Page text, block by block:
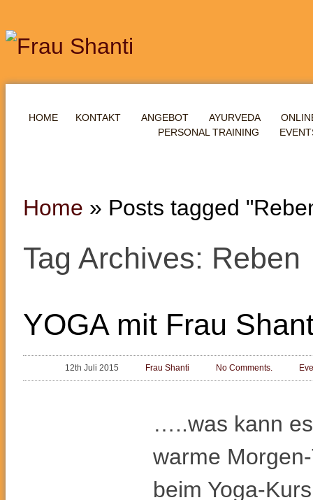
HOME KONTAKT ANGEBOT AYURVEDA
PERSONAL TRAINING
Home » Posts tagged
Tag Archives: Reben
YOGA mit Frau
12th Juli 2015 Frau Shanti No Comments.
…..was kann
warme
beim Yoga-